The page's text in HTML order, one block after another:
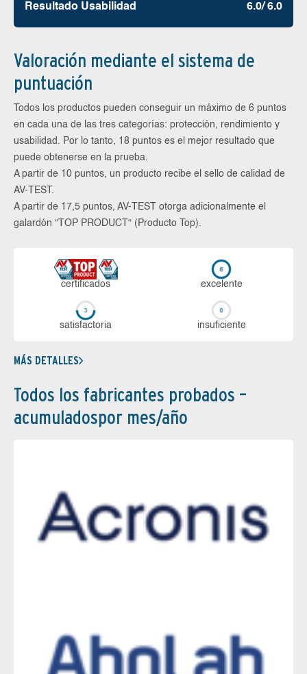
Resultado Usabilidad 6.0/ 6.0
Valoración mediante el sistema de
puntuación
Todos los productos pueden conseguir un máximo de 6 puntos
en cada una de las tres categorías: protección, rendimiento y
usabilidad. Por lo tanto, 18 puntos es el mejor resultado que
puede obtenerse en la prueba.
A partir de 10 puntos, un producto recibe el sello de calidad de
AV-TEST.
A partir de 17,5 puntos, AV-TEST otorga adicionalmente el
galardón “TOP PRODUCT“ (Producto Top).
certi­ficados ex­ce­len­te
sa­tis­fac­to­ria in­su­fi­cien­te
MÁS DETALLES
Todos los fabricantes probados –
acumuladospor mes/año